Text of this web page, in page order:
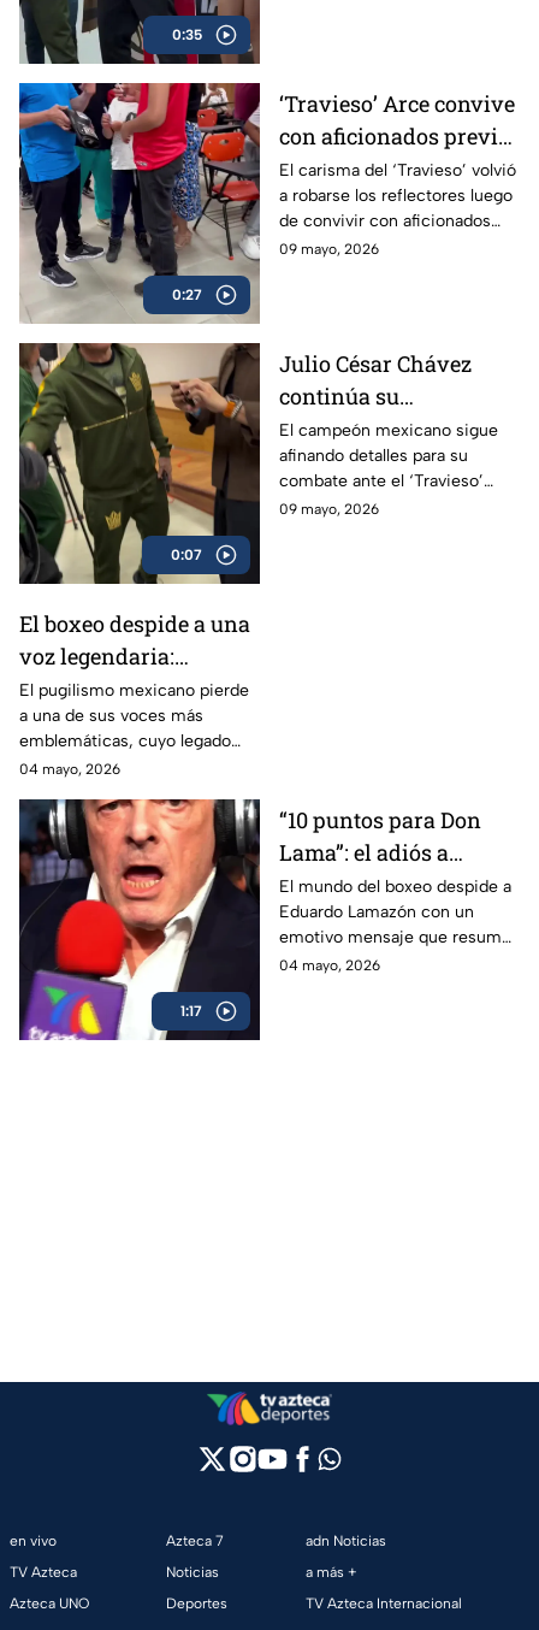
0:35
0:27
‘Travieso’ Arce convive
con aficionados previo
a su esperado combate
El carisma del ‘Travieso’ volvió
a robarse los reflectores luego
de convivir con aficionados
antes de subir al ring.
09 mayo, 2026
0:07
Julio César Chávez
continúa su
preparación para
enfrentar al ‘Travieso’
Arce
El campeón mexicano sigue
afinando detalles para su
combate ante el ‘Travieso’
Arce
09 mayo, 2026
El boxeo despide a una
voz legendaria:
Eduardo Lamazón
El pugilismo mexicano pierde
a una de sus voces más
emblemáticas, cuyo legado
marcó a generaciones.
04 mayo, 2026
1:17
“10 puntos para Don
Lama”: el adiós a
Eduardo Lamazón
El mundo del boxeo despide a
Eduardo Lamazón con un
emotivo mensaje que resume
su legado imborrable.
04 mayo, 2026
en vivo
TV Azteca
Azteca UNO
Azteca 7
Noticias
Deportes
adn Noticias
a más +
TV Azteca Internacional